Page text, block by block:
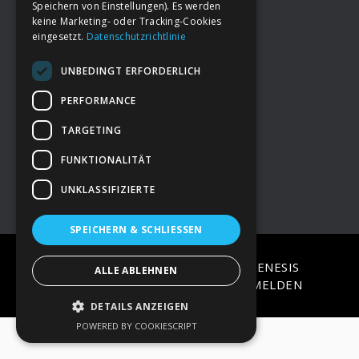
FooterDeine Spende
→ Impressum
→Kontakt zum PAO Team
COPYRIGHT © 2026 · ON
GENESIS
FRAMEWORK·WORDPRESS·ANMELDEN
Speichern von Einstellungen). Es werden
keine Marketing- oder Tracking-Cookies
eingesetzt. Datenschutzrichtlinie
UNBEDINGT ERFORDERLICH
PERFORMANCE
TARGETING
FUNKTIONALITÄT
UNKLASSIFIZIERTE
SPEICHERN & SCHLIESSEN
ALLE ABLEHNEN
DETAILS ANZEIGEN
POWERED BY COOKIESCRIPT